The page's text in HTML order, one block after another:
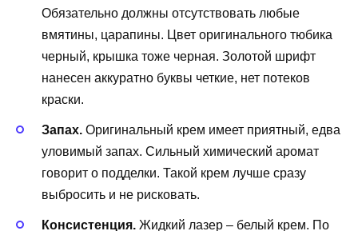
Обязательно должны отсутствовать любые
вмятины, царапины. Цвет оригинального тюбика
черный, крышка тоже черная. Золотой шрифт
нанесен аккуратно буквы четкие, нет потеков
краски.
Запах. Оригинальный крем имеет приятный, едва
уловимый запах. Сильный химический аромат
говорит о подделки. Такой крем лучше сразу
выбросить и не рисковать.
Консистенция. Жидкий лазер – белый крем. По